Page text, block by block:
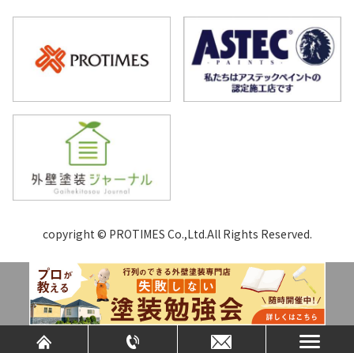
copyright © PROTIMES Co.,Ltd.All Rights Reserved.